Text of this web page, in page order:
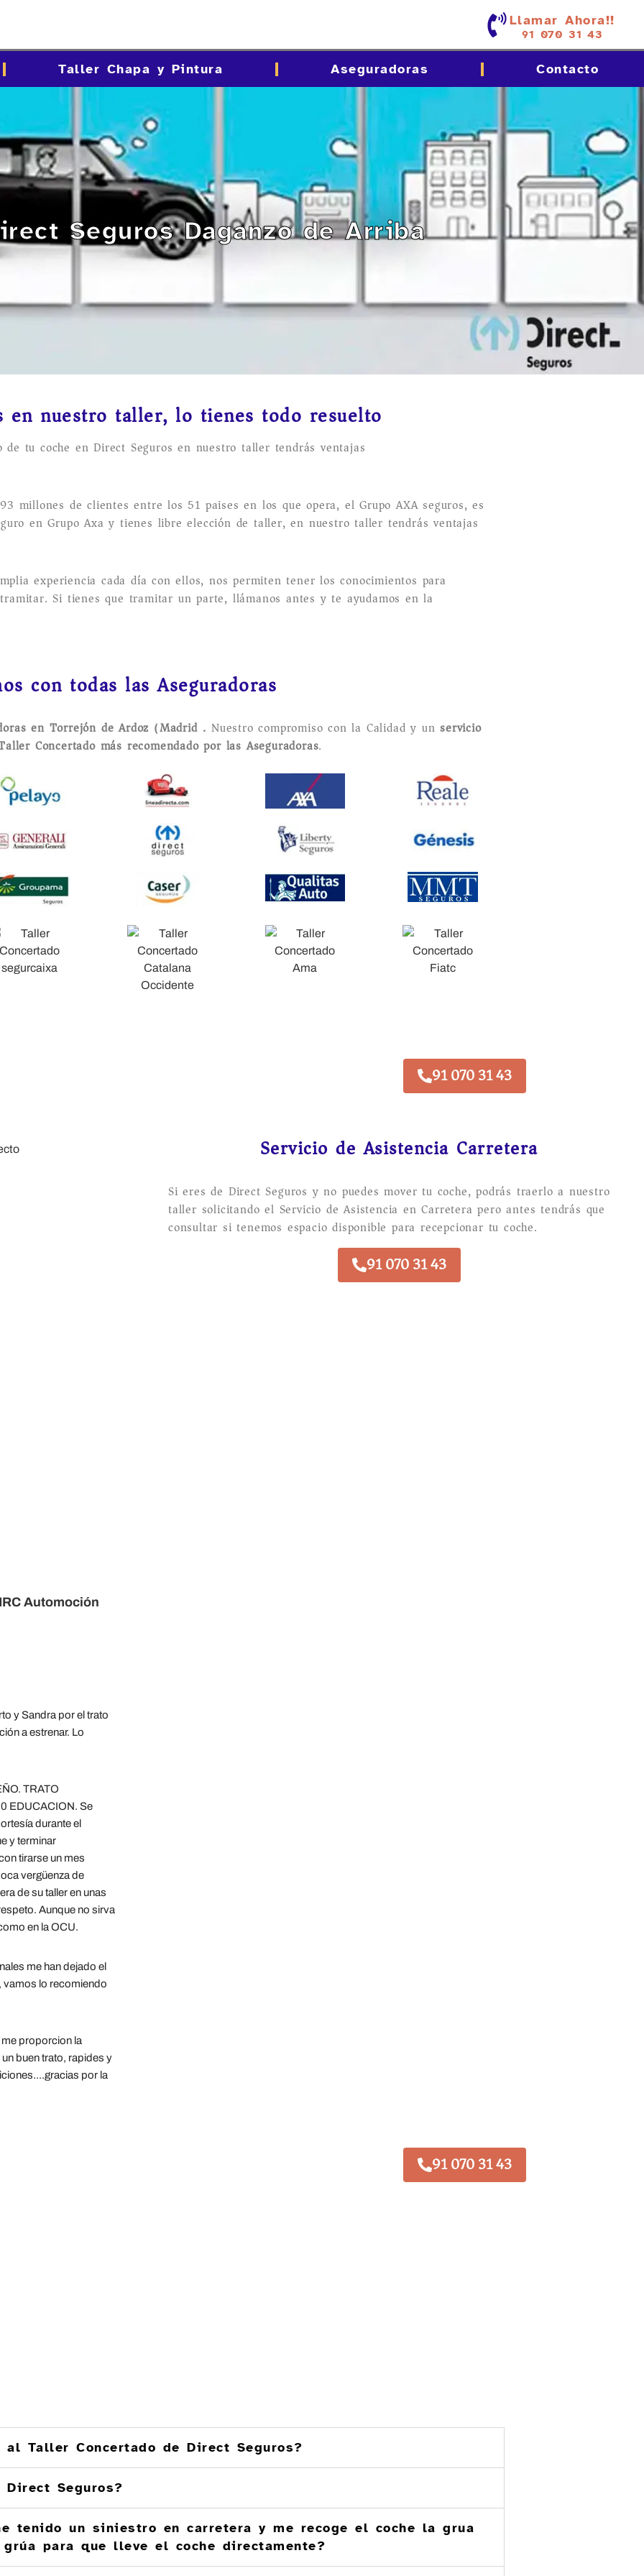
Llamar Ahora!!
91 070 31 43
Taller Chapa y Pintura Aseguradoras Contacto
Seguros Daganzo de Arriba
en nuestro taller, lo tienes todo resuelto
tu coche en Direct Seguros en nuestro taller tendrás ventajas
millones de clientes entre los 51 paises en los que opera, el Grupo AXA seguros, es
en Grupo Axa y tienes libre elección de taller, en nuestro taller tendrás ventajas
experiencia cada día con ellos, nos permiten tener los conocimientos para
Si tienes que tramitar un parte, llámanos antes y te ayudamos en la
con todas las Aseguradoras
en Torrejón de Ardoz (Madrid).Nuestro compromiso con la Calidad y un servicio
Concertado más recomendado por las Aseguradoras.
91 070 31 43
Servicio de Asistencia Carretera
Si eres de Direct Seguros y no puedes mover tu coche, podrás traerlo a nuestro
taller solicitando el Servicio de Asistencia en Carretera pero antes tendrás que
consultar si tenemos espacio disponible para recepcionar tu coche.
91 070 31 43
IRC Automoción
y Sandra por el trato
a estrenar. Lo
TRATO
EDUCACION. Se
durante el
y terminar
tirarse un mes
vergüenza de
de su taller en unas
Aunque no sirva
en la OCU.
me han dejado el
vamos lo recomiendo
proporcion la
buen trato, rapides y
por la
91 070 31 43
Taller Concertado de Direct Seguros?
Seguros?
tenido un siniestro en carretera y me recoge el coche la grua
para que lleve el coche directamente?